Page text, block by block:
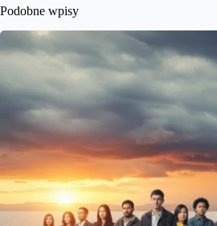
Podobne wpisy